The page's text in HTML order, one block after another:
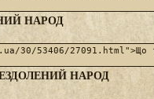
НАРОД
НАРОД